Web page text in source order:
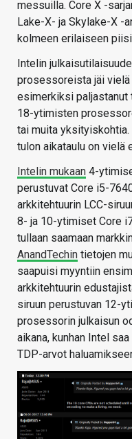
messuilla. Core X -
Lake-X- ja Skylake-X -
kolmeen erilaiseen
Intelin
prosessoreista jäi vielä
esimerkiksi paljastanut
18-ytimisten
tai muita
tulon aikataulu on vielä
Intelin mukaan 4-
perustuvat Core i5-
arkkitehtuurin LCC-
8- ja 10-ytimiset Core
tullaan saamaan
AnandTechin tietojen
saapuisi myyntiin
arkkitehtuurin
siruun perustuvan 12-
prosessorin julkaisun
aikana, kunhan Intel
TDP-arvot